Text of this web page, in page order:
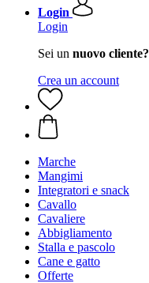
Login
Login
Sei un nuovo cliente?
Crea un account
Marche
Mangimi
Integratori e snack
Cavallo
Cavaliere
Abbigliamento
Stalla e pascolo
Cane e gatto
Offerte